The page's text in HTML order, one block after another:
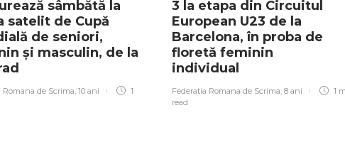
sâmbătă la
satelit de Cupă
de seniori,
și masculin, de la
Romana de Scrima, 10 ani
1
3 la etapa din Circuitul
European U23 de la
Barcelona, în proba de
floretă feminin
individual
Federatia Romana de Scrima, 8 ani
1
read